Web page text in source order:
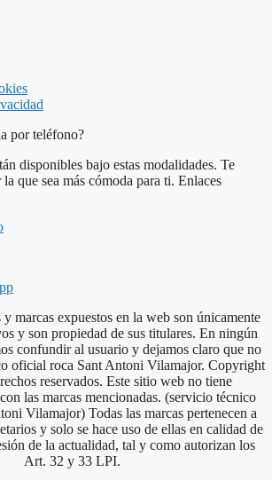
por teléfono?
disponibles bajo estas modalidades. Te
que sea más cómoda para ti. Enlaces
marcas expuestos en la web son únicamente
y son propiedad de sus titulares. En ningún
confundir al usuario y dejamos claro que no
oficial roca Sant Antoni Vilamajor. Copyright
reservados. Este sitio web no tiene
las marcas mencionadas. (servicio técnico
Vilamajor) Todas las marcas pertenecen a
y solo se hace uso de ellas en calidad de
de la actualidad, tal y como autorizan los
Art. 32 y 33 LPI.